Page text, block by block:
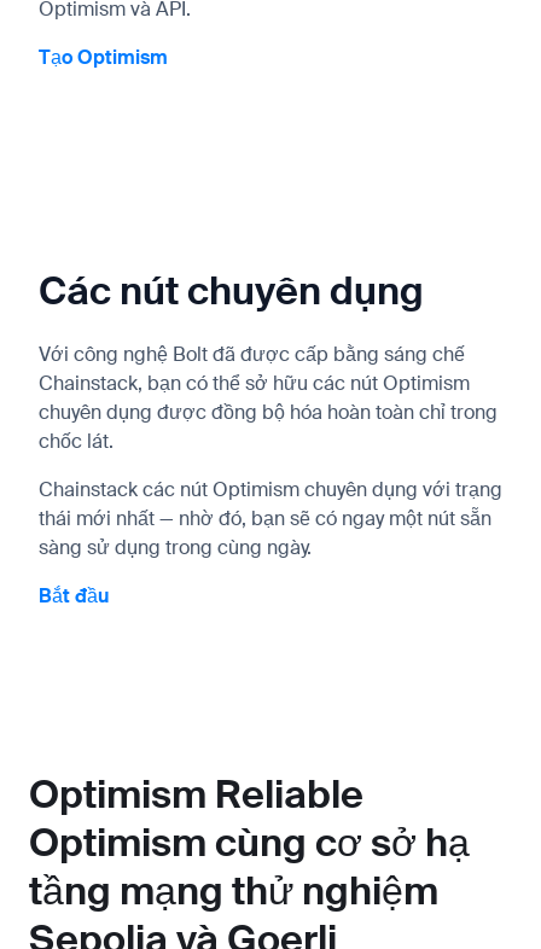
Optimism và API.
Tạo Optimism
Các nút chuyên dụng
Với công nghệ Bolt đã được cấp bằng sáng chế
Chainstack, bạn có thể sở hữu các nút Optimism
chuyên dụng được đồng bộ hóa hoàn toàn chỉ trong
chốc lát.
Chainstack các nút Optimism chuyên dụng với trạng
thái mới nhất — nhờ đó, bạn sẽ có ngay một nút sẵn
sàng sử dụng trong cùng ngày.
Bắt đầu
Optimism Reliable
Optimism cùng cơ sở hạ
tầng mạng thử nghiệm
Sepolia và Goerli